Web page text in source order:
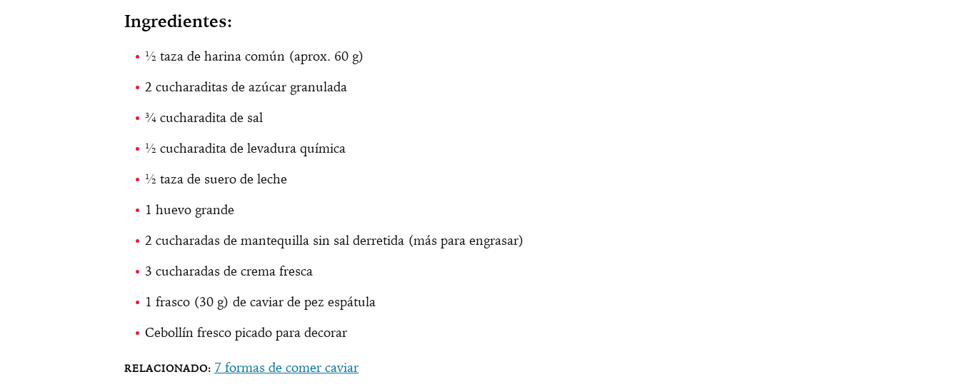
Ingredientes:
½ taza de harina común (aprox. 60 g)
2 cucharaditas de azúcar granulada
¾ cucharadita de sal
½ cucharadita de levadura química
½ taza de suero de leche
1 huevo grande
2 cucharadas de mantequilla sin sal derretida (más para engrasar)
3 cucharadas de crema fresca
1 frasco (30 g) de caviar de pez espátula
Cebollín fresco picado para decorar
7 formas de comer caviar